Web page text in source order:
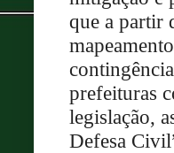
que a partir
prefeituras
legislação,
Defesa